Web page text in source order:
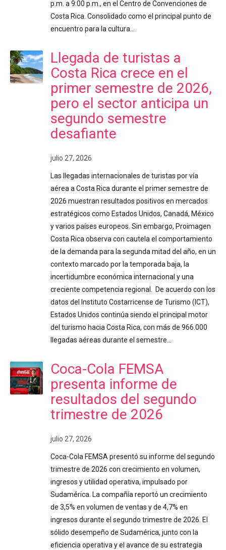
p.m. a 9:00 p.m., en el Centro de Convenciones de
Costa Rica. Consolidado como el principal punto de
encuentro para la cultura…
Llegada de turistas a
Costa Rica crece en el
primer semestre de 2026,
pero el sector anticipa un
segundo semestre
desafiante
julio 27, 2026
Las llegadas internacionales de turistas por vía
aérea a Costa Rica durante el primer semestre de
2026 muestran resultados positivos en mercados
estratégicos como Estados Unidos, Canadá, México
y varios países europeos. Sin embargo, Proimagen
Costa Rica observa con cautela el comportamiento
de la demanda para la segunda mitad del año, en un
contexto marcado por la temporada baja, la
incertidumbre económica internacional y una
creciente competencia regional. De acuerdo con los
datos del Instituto Costarricense de Turismo (ICT),
Estados Unidos continúa siendo el principal motor
del turismo hacia Costa Rica, con más de 966.000
llegadas aéreas durante el semestre…
Coca-Cola FEMSA
presenta informe de
resultados del segundo
trimestre de 2026
julio 27, 2026
Coca-Cola FEMSA presentó su informe del segundo
trimestre de 2026 con crecimiento en volumen,
ingresos y utilidad operativa, impulsado por
Sudamérica. La compañía reportó un crecimiento
de 3,5% en volumen de ventas y de 4,7% en
ingresos durante el segundo trimestre de 2026. El
sólido desempeño de Sudamérica, junto con la
eficiencia operativa y el avance de su estrategia